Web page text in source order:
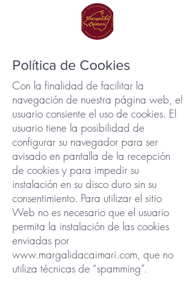
Política de Cookies
Con la finalidad de facilitar la
navegación de nuestra página web, el
usuario consiente el uso de cookies. El
usuario tiene la posibilidad de
configurar su navegador para ser
avisado en pantalla de la recepción
de cookies y para impedir su
instalación en su disco duro sin su
consentimiento. Para utilizar el sitio
Web no es necesario que el usuario
permita la instalación de las cookies
enviadas por
www.margalidacaimari.com, que no
utiliza técnicas de “spamming”.